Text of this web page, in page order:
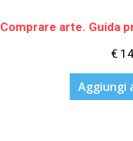
Comprare arte. Guida
€
Aggiungi